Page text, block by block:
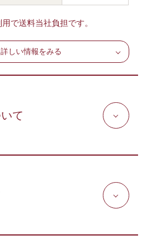
で送料当社負担です。
しい情報をみる
て